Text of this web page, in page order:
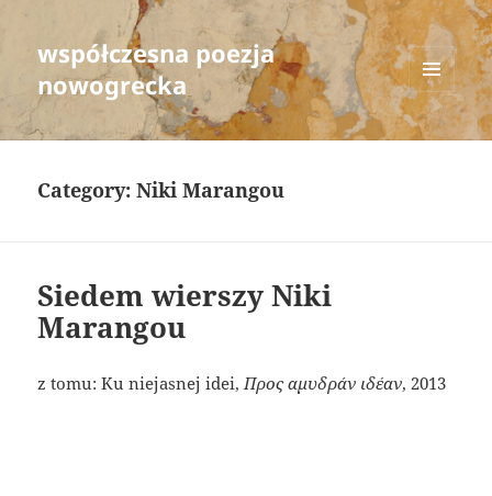
współczesna poezja
nowogrecka
MENU
AND
WIDGETS
Category:Niki Marangou
Siedem wierszy Niki
Marangou
z tomu: Ku niejasnej idei,Προς αμυδράν ιδέαν, 2013